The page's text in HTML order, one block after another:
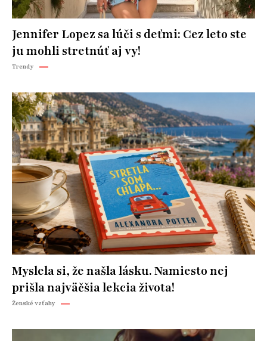
Jennifer Lopez sa lúči s deťmi: Cez leto ste
ju mohli stretnúť aj vy!
Trendy
Myslela si, že našla lásku. Namiesto nej
prišla najväčšia lekcia života!
Ženské vzťahy